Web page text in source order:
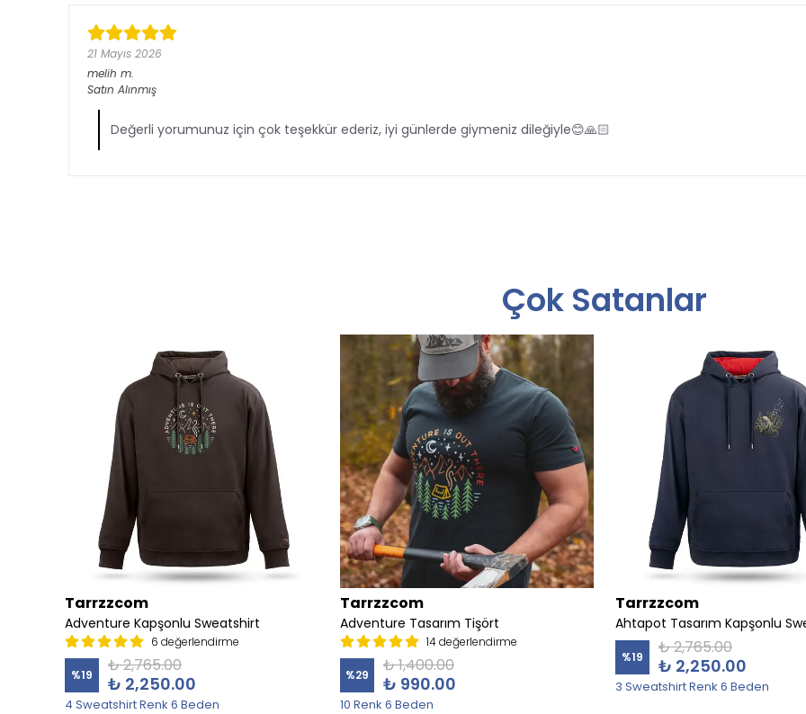
21 Mayıs 2026
melih m.
Satın Alınmış
Değerli yorumunuz için çok teşekkür ederiz, iyi günlerde giymeniz dileğiyle😊🙏🏻
Çok Satanlar
Tarrzzcom
Adventure Kapşonlu Sweatshirt
6 değerlendirme
%19 ₺ 2,765.00
₺ 2,250.00
4 Sweatshirt Renk 6 Beden
Tarrzzcom
Adventure Tasarım Tişört
14 değerlendirme
%29 ₺ 1,400.00
₺ 990.00
10 Renk 6 Beden
Tarrzzcom
Ahtapot Tasarım Kapşonlu
%19 ₺ 2,765.00
₺ 2,250.00
3 Sweatshirt Renk 6 Beden